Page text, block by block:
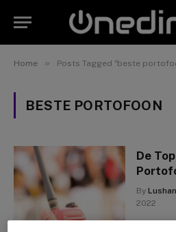
Home » Posts Tagged "beste
BESTE PORTOFOON
De
By
2022